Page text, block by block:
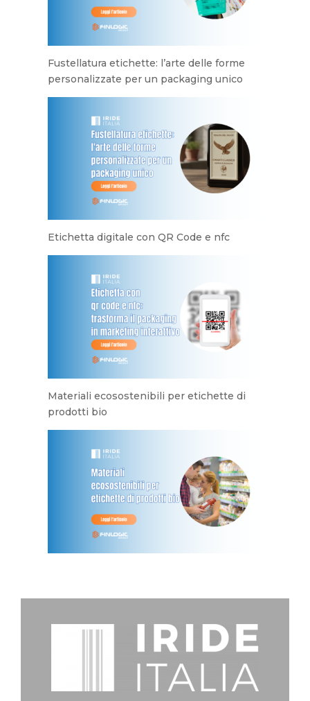
Fustellatura etichette: l’arte delle forme
personalizzate per un packaging unico
Etichetta digitale con QR Code e nfc
Materiali ecosostenibili per etichette di
prodotti bio